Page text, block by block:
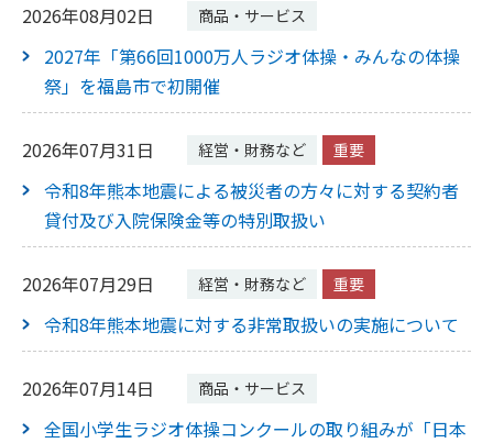
2026年08月02日 商品・サービス
2027年「第66回1000万人ラジオ体操・みんなの体操
祭」を福島市で初開催
2026年07月31日 経営・財務など 重要
令和8年熊本地震による被災者の方々に対する契約者
貸付及び入院保険金等の特別取扱い
2026年07月29日 経営・財務など 重要
令和8年熊本地震に対する非常取扱いの実施について
2026年07月14日 商品・サービス
全国小学生ラジオ体操コンクールの取り組みが「日本